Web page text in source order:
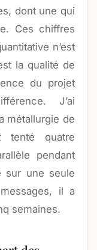
dont une qui
Ces chiffres
n’est
la qualité de
du projet
J’ai
métallurgie de
quatre
pendant
sur une seule
il a
semaines.